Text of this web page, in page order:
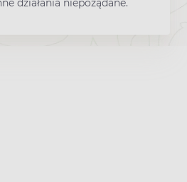
działania niepożądane.